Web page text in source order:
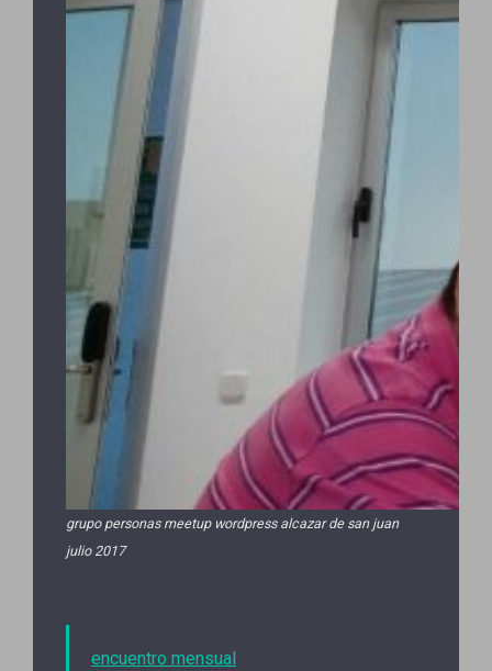
grupo personas meetup wordpress alcazar de san juan
julio 2017
encuentro mensual